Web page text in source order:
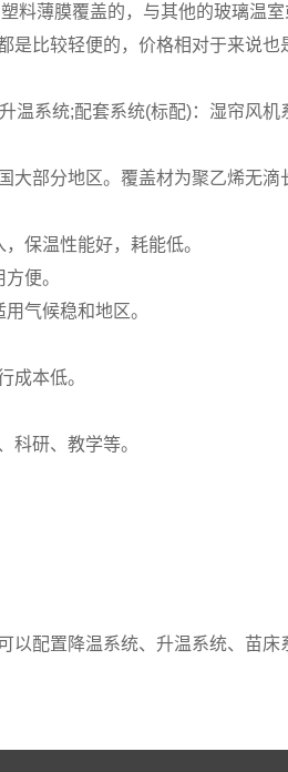
料薄膜覆盖的，与其他的玻璃温
比较轻便的，价格相对于来说也
系统;配套系统(标配)：湿帘风机
部分地区。覆盖材为聚乙烯无滴
保温性能好，耗能低。
便。
气候稳和地区。
本低。
研、教学等。
置降温系统、升温系统、苗床